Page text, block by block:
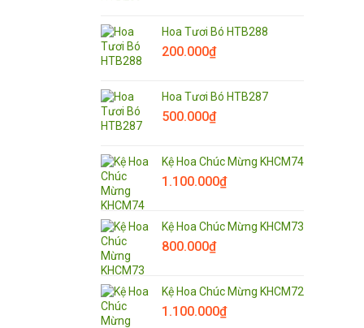
Hoa Tươi Bó HTB288
200.000₫
Hoa Tươi Bó HTB287
500.000₫
Kệ Hoa Chúc Mừng KHCM74
1.100.000₫
Kệ Hoa Chúc Mừng KHCM73
800.000₫
Kệ Hoa Chúc Mừng KHCM72
1.100.000₫